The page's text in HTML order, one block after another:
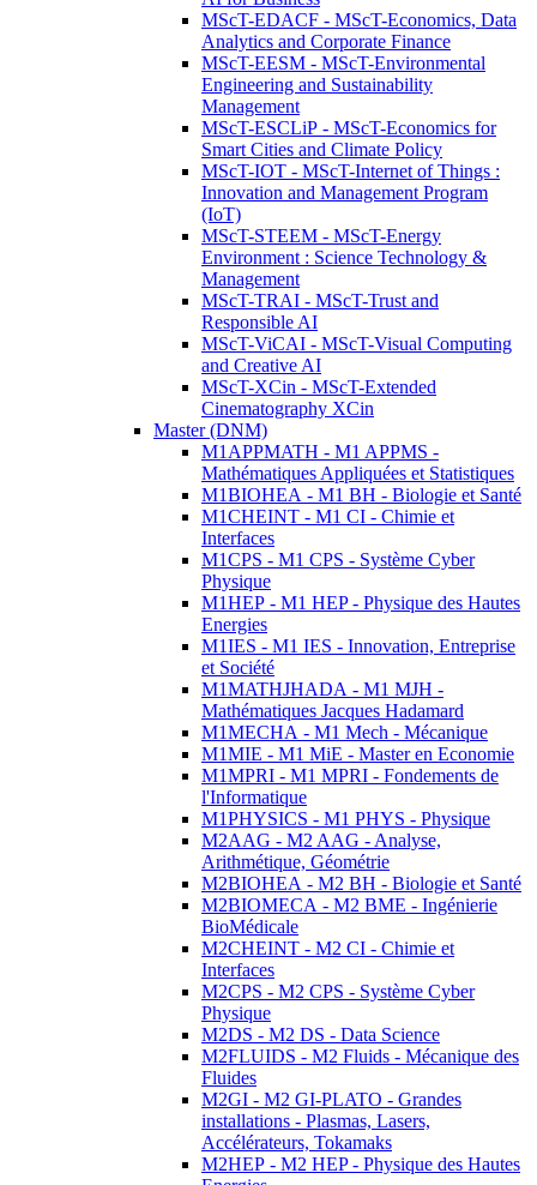
MScT-EDACF - MScT-Economics, Data
Analytics and Corporate Finance
MScT-EESM - MScT-Environmental
Engineering and Sustainability
Management
MScT-ESCLiP - MScT-Economics for
Smart Cities and Climate Policy
MScT-IOT - MScT-Internet of Things :
Innovation and Management Program
(IoT)
MScT-STEEM - MScT-Energy
Environment : Science Technology &
Management
MScT-TRAI - MScT-Trust and
Responsible AI
MScT-ViCAI - MScT-Visual Computing
and Creative AI
MScT-XCin - MScT-Extended
Cinematography XCin
Master (DNM)
M1APPMATH - M1 APPMS -
Mathématiques Appliquées et Statistiques
M1BIOHEA - M1 BH - Biologie et Santé
M1CHEINT - M1 CI - Chimie et
Interfaces
M1CPS - M1 CPS - Système Cyber
Physique
M1HEP - M1 HEP - Physique des Hautes
Energies
M1IES - M1 IES - Innovation, Entreprise
et Société
M1MATHJHADA - M1 MJH -
Mathématiques Jacques Hadamard
M1MECHA - M1 Mech - Mécanique
M1MIE - M1 MiE - Master en Economie
M1MPRI - M1 MPRI - Fondements de
l'Informatique
M1PHYSICS - M1 PHYS - Physique
M2AAG - M2 AAG - Analyse,
Arithmétique, Géométrie
M2BIOHEA - M2 BH - Biologie et Santé
M2BIOMECA - M2 BME - Ingénierie
BioMédicale
M2CHEINT - M2 CI - Chimie et
Interfaces
M2CPS - M2 CPS - Système Cyber
Physique
M2DS - M2 DS - Data Science
M2FLUIDS - M2 Fluids - Mécanique des
Fluides
M2GI - M2 GI-PLATO - Grandes
installations - Plasmas, Lasers,
Accélérateurs, Tokamaks
M2HEP - M2 HEP - Physique des Hautes